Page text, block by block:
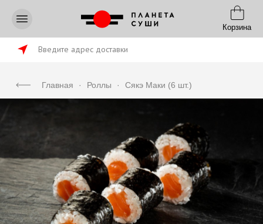
Корзина
Введите адрес доставки
Главная · Роллы · Сякэ Маки (6 шт.)